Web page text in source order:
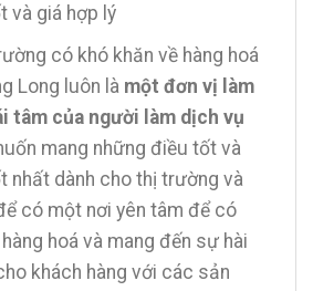
và giá hợp lý
có khó khăn về hàng hoá
Long luôn là một đơn vị làm
tâm của người làm dịch vụ
mang những điều tốt và
nhất dành cho thị trường và
có một nơi yên tâm để có
hoá và mang đến sự hài
khách hàng với các sản